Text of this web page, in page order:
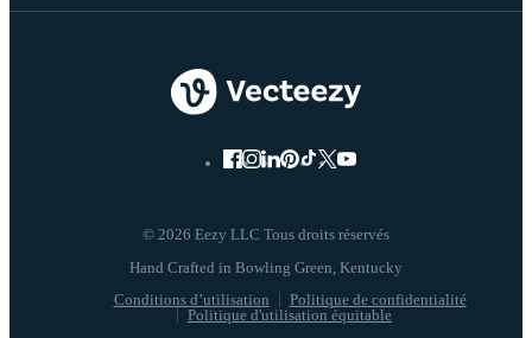
© 2026 Eezy LLC Tous droits réservés
Conditions d’utilisation
Politique de confidentialité
Politique d'utilisation équitable